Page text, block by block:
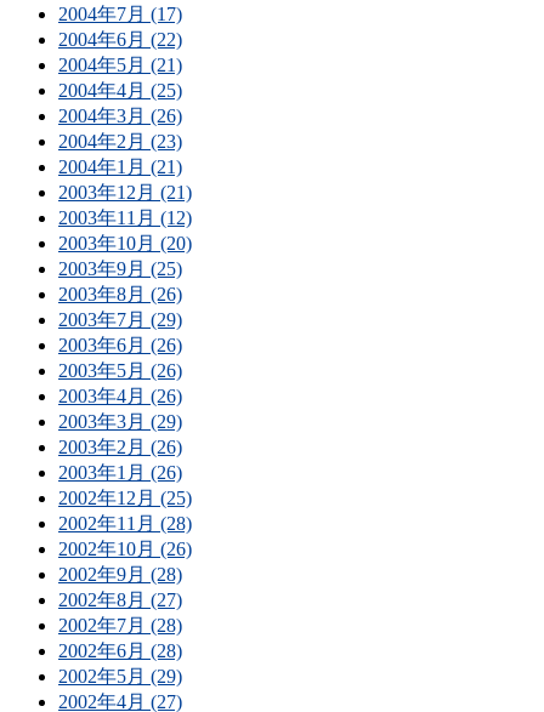
2004年7月 (17)
2004年6月 (22)
2004年5月 (21)
2004年4月 (25)
2004年3月 (26)
2004年2月 (23)
2004年1月 (21)
2003年12月 (21)
2003年11月 (12)
2003年10月 (20)
2003年9月 (25)
2003年8月 (26)
2003年7月 (29)
2003年6月 (26)
2003年5月 (26)
2003年4月 (26)
2003年3月 (29)
2003年2月 (26)
2003年1月 (26)
2002年12月 (25)
2002年11月 (28)
2002年10月 (26)
2002年9月 (28)
2002年8月 (27)
2002年7月 (28)
2002年6月 (28)
2002年5月 (29)
2002年4月 (27)